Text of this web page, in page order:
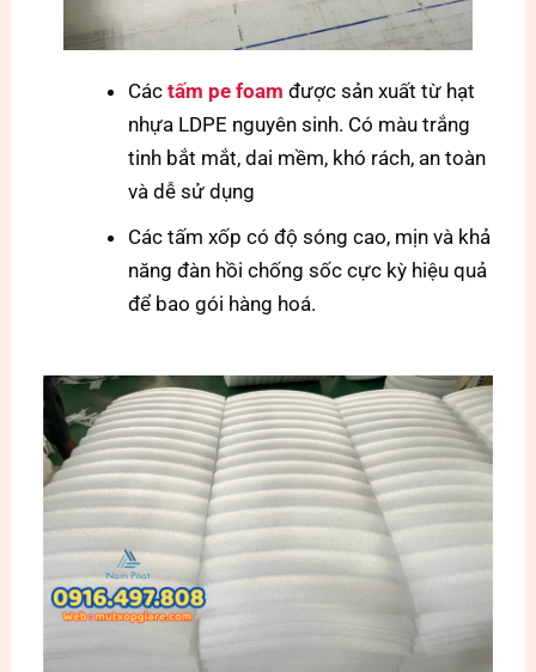
Cáctấm pe foam được sản xuất từ hạt
nhựa LDPE nguyên sinh. Có màu trắng
tinh bắt mắt, dai mềm, khó rách, an toàn
và dễ sử dụng
Các tấm xốp có độ sóng cao, mịn và khả
năng đàn hồi chống sốc cực kỳ hiệu quả
để bao gói hàng hoá.